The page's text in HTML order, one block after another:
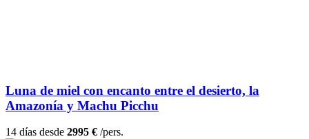
Luna de miel con encanto entre el desierto, la
Amazonía y Machu Picchu
14 días desde 2995 € /pers.